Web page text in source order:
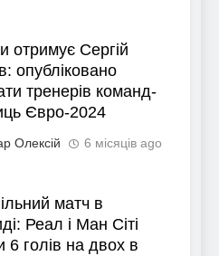
отримує Сергій
опубліковано
тренерів команд-
Євро-2024
Олексій 6 місяців ago
матч в
Реал і Ман Сіті
6 голів на двох в